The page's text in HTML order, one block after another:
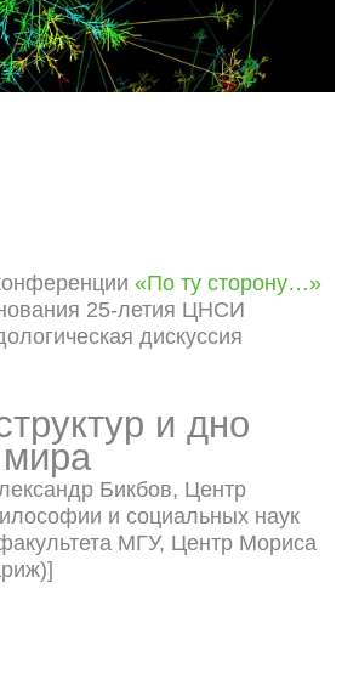
«По ту сторону…»
25-летия ЦНСИ
дискуссия
и дно
мира
Бикбов, Центр
и социальных наук
МГУ, Центр Мориса